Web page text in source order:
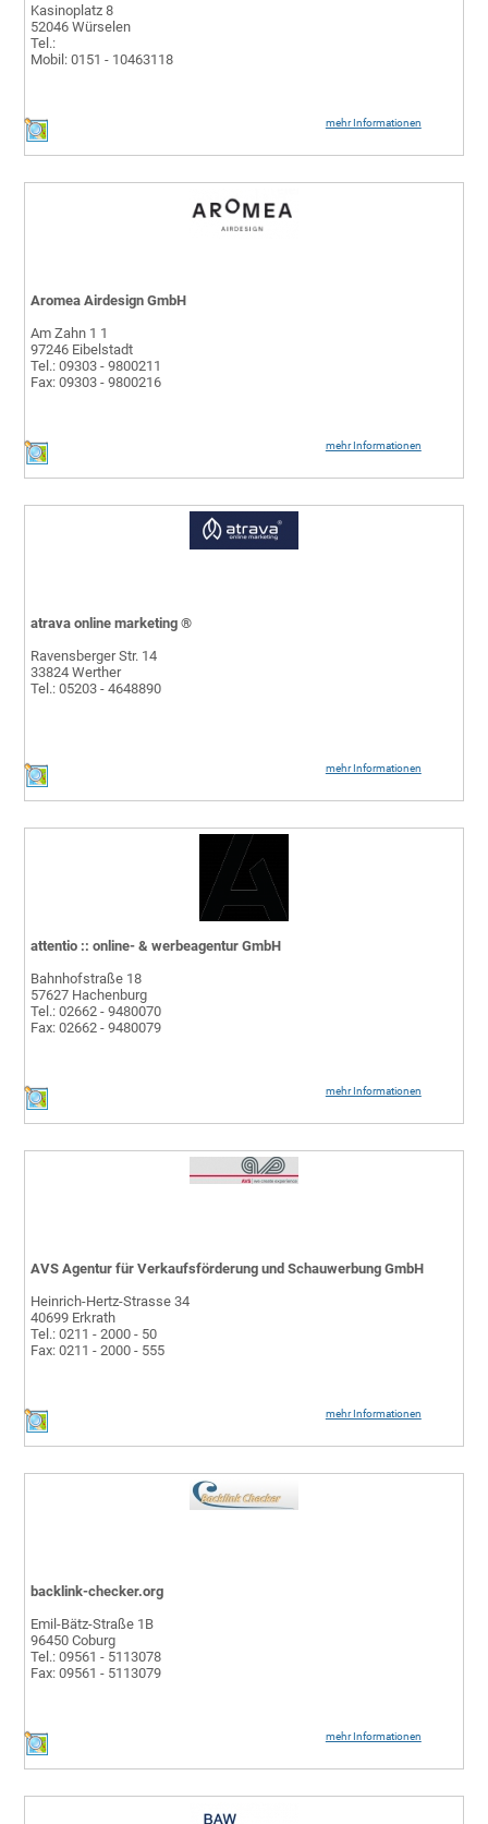
mehr Informationen
Kasinoplatz 8
52046 Würselen
Tel.:
Mobil: 0151 - 10463118
mehr Informationen
Aromea Airdesign GmbH
Am Zahn 1 1
97246 Eibelstadt
Tel.: 09303 - 9800211
Fax: 09303 - 9800216
mehr Informationen
atrava online marketing ®
Ravensberger Str. 14
33824 Werther
Tel.: 05203 - 4648890
mehr Informationen
attentio :: online- & werbeagentur GmbH
Bahnhofstraße 18
57627 Hachenburg
Tel.: 02662 - 9480070
Fax: 02662 - 9480079
mehr Informationen
AVS Agentur für Verkaufsförderung und Schauwerbung GmbH
Heinrich-Hertz-Strasse 34
40699 Erkrath
Tel.: 0211 - 2000 - 50
Fax: 0211 - 2000 - 555
mehr Informationen
backlink-checker.org
Emil-Bätz-Straße 1B
96450 Coburg
Tel.: 09561 - 5113078
Fax: 09561 - 5113079